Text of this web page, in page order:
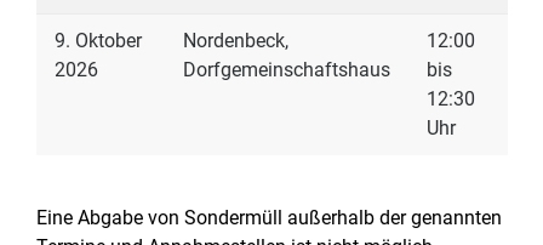
9. Oktober
2026
Nordenbeck,
Dorfgemeinschaftshaus
12:00
bis
12:30
Uhr
Eine Abgabe von Sondermüll außerhalb der genannten